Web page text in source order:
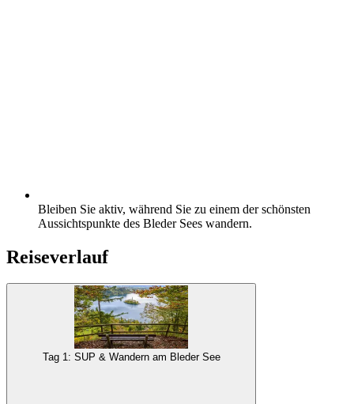
Bleiben Sie aktiv, während Sie zu einem der schönsten
Aussichtspunkte des Bleder Sees wandern.
Reiseverlauf
Tag 1: SUP & Wandern am Bleder See